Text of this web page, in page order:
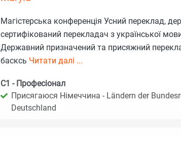
Магістерська конференція Усний переклад,
сертифікований перекладач з української
Державний призначений та присяжний
басксь Читати далі ...
C1 - Професіонал
Присягаюся Німеччина - Ländern der
Deutschland